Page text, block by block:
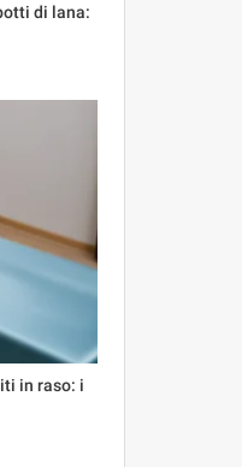
di lana:
in raso: i